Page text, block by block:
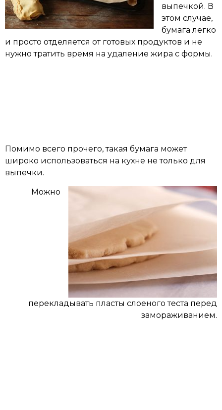
выпечкой. В
этом случае,
бумага легко
и просто отделяется от готовых продуктов и не
нужно тратить время на удаление жира с формы.
Помимо всего прочего, такая бумага может
широко использоваться на кухне не только для
выпечки.
Можно
перекладывать пласты слоеного теста перед
замораживанием.